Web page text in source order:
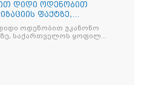
დიდი ოდენობით
ფაქტზე,
ოდენობით უკანონო
საქართველოს ყოფილ